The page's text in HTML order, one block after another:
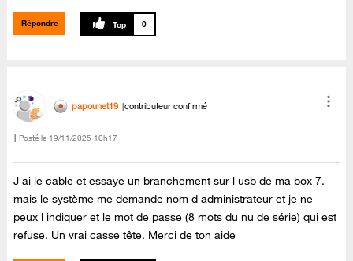
Répondre 0
papounet19 contributeur confirmé
Posté le ‎19/11/2025 10h17
J ai le cable et essaye un branchement sur l usb de ma box 7.
mais le système me demande nom d administrateur et je ne
peux l indiquer et le mot de passe (8 mots du nu de série) qui est
refuse. Un vrai casse tête. Merci de ton aide